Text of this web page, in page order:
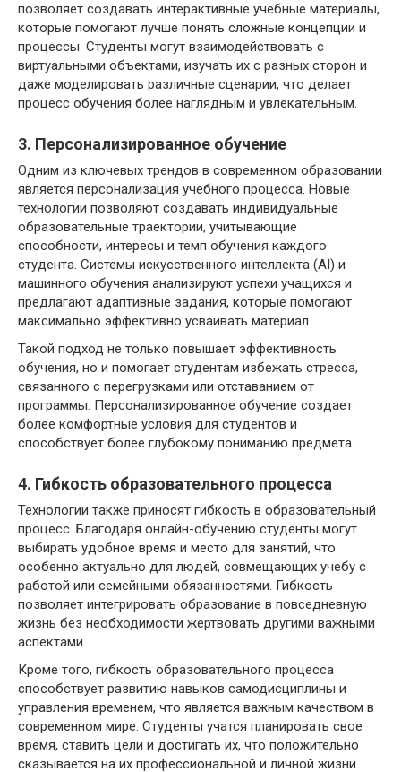
позволяет создавать интерактивные учебные материалы,
которые помогают лучше понять сложные концепции и
процессы. Студенты могут взаимодействовать с
виртуальными объектами, изучать их с разных сторон и
даже моделировать различные сценарии, что делает
процесс обучения более наглядным и увлекательным.
3. Персонализированное обучение
Одним из ключевых трендов в современном образовании
является персонализация учебного процесса. Новые
технологии позволяют создавать индивидуальные
образовательные траектории, учитывающие
способности, интересы и темп обучения каждого
студента. Системы искусственного интеллекта (AI) и
машинного обучения анализируют успехи учащихся и
предлагают адаптивные задания, которые помогают
максимально эффективно усваивать материал.
Такой подход не только повышает эффективность
обучения, но и помогает студентам избежать стресса,
связанного с перегрузками или отставанием от
программы. Персонализированное обучение создает
более комфортные условия для студентов и
способствует более глубокому пониманию предмета.
4. Гибкость образовательного процесса
Технологии также приносят гибкость в образовательный
процесс. Благодаря онлайн-обучению студенты могут
выбирать удобное время и место для занятий, что
особенно актуально для людей, совмещающих учебу с
работой или семейными обязанностями. Гибкость
позволяет интегрировать образование в повседневную
жизнь без необходимости жертвовать другими важными
аспектами.
Кроме того, гибкость образовательного процесса
способствует развитию навыков самодисциплины и
управления временем, что является важным качеством в
современном мире. Студенты учатся планировать свое
время, ставить цели и достигать их, что положительно
сказывается на их профессиональной и личной жизни.